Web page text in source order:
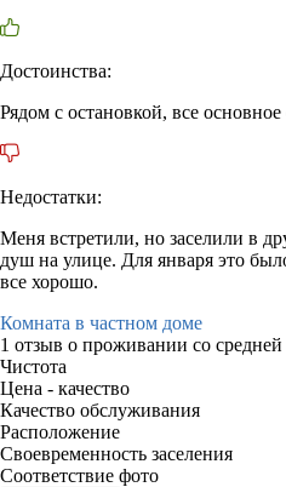
Достоинства:
Рядом с остановкой, все основное
Недостатки:
Меня встретили, но заселили в
душ на улице. Для января это
все хорошо.
Комната в частном доме
1 отзыв о проживании со средней
Чистота
Цена - качество
Качество обслуживания
Расположение
Своевременность заселения
Соответствие фото